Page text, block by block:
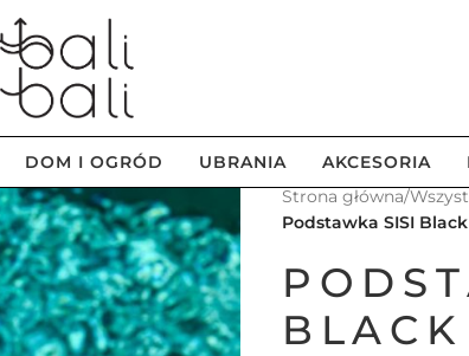
DOM I OGRÓD UBRANIA AKCESORIA
Strona główna/
Podstawka SISI Black
BLACK